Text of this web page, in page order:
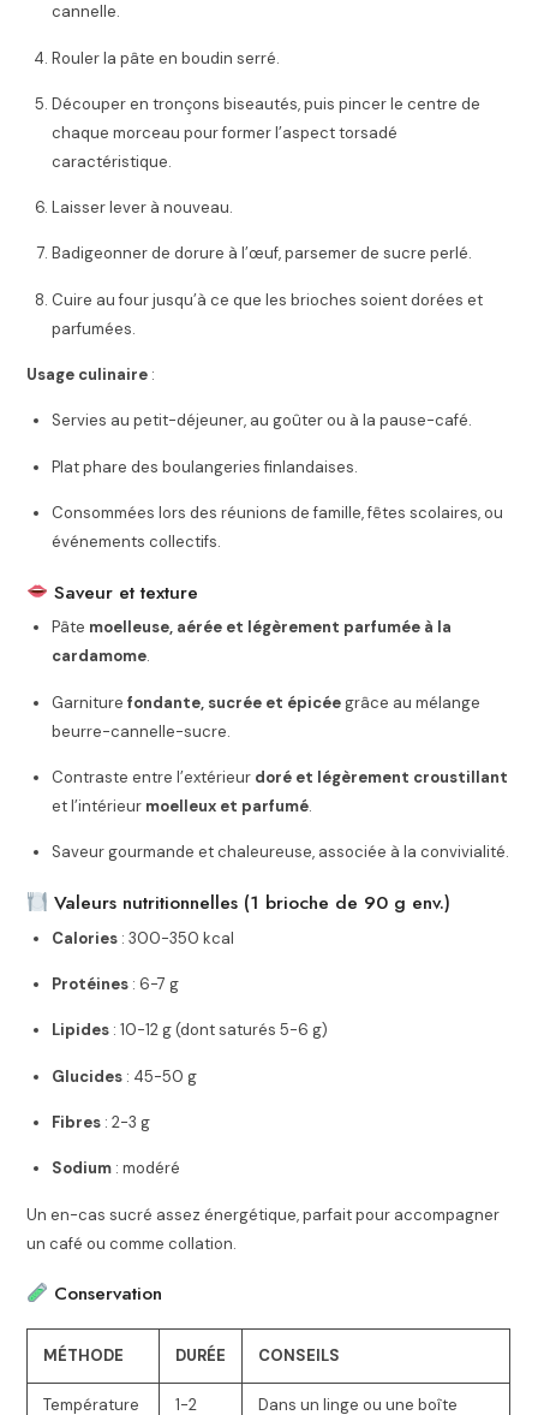
cannelle.
Rouler la pâte en boudin serré.
Découper en tronçons biseautés, puis pincer le centre de
chaque morceau pour former l’aspect torsadé
caractéristique.
Laisser lever à nouveau.
Badigeonner de dorure à l’œuf, parsemer de sucre perlé.
Cuire au four jusqu’à ce que les brioches soient dorées et
parfumées.
Usage culinaire :
Servies au petit-déjeuner, au goûter ou à la pause-café.
Plat phare des boulangeries finlandaises.
Consommées lors des réunions de famille, fêtes scolaires, ou
événements collectifs.
Saveur et texture
Pâte moelleuse, aérée et légèrement parfumée à la
cardamome.
Garniturefondante, sucrée et épicéegrâce au mélange
beurre-cannelle-sucre.
Contraste entre l’extérieur doré et légèrement croustillant
et l’intérieur moelleux et parfumé.
Saveur gourmande et chaleureuse, associée à la convivialité.
Valeurs nutritionnelles (1 brioche de 90 g env.)
Calories : 300-350 kcal
Protéines : 6-7 g
Lipides : 10-12 g (dont saturés 5-6 g)
Glucides : 45-50 g
Fibres : 2-3 g
Sodium : modéré
Un en-cas sucré assez énergétique, parfait pour accompagner
un café ou comme collation.
Conservation
MÉTHODE DURÉE CONSEILS
Température 1-2 Dans un linge ou une boîte